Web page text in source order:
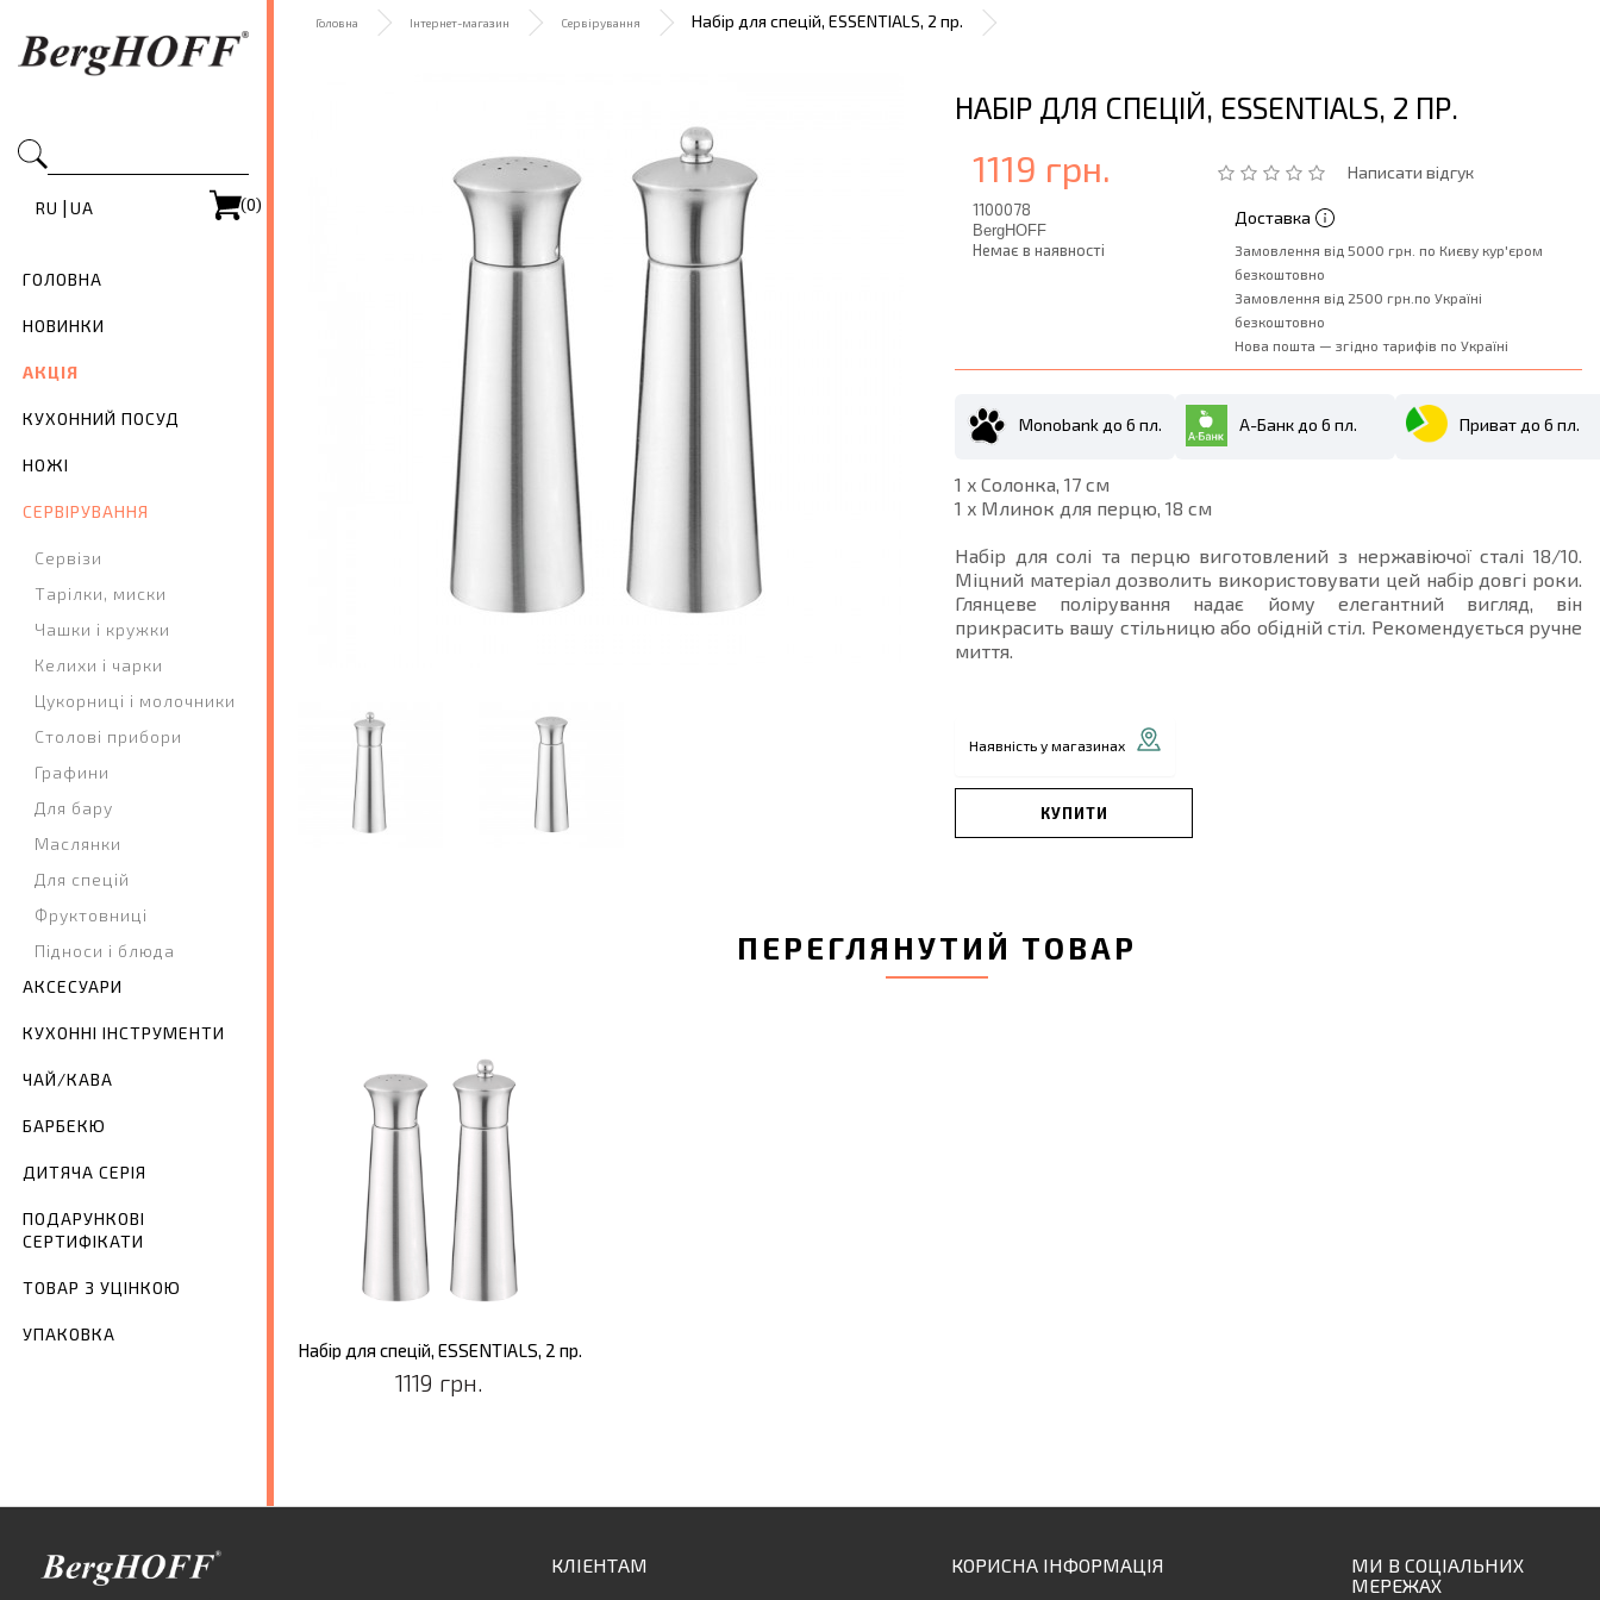
RU | UA (0)
ГОЛОВНА
НОВИНКИ
АКЦІЯ
КУХОННИЙ ПОСУД
НОЖІ
СЕРВІРУВАННЯ
Сервізи
Тарілки, миски
Чашки і кружки
Келихи і чарки
Цукорниці і молочники
Столові прибори
Графини
Для бару
Маслянки
Для спецій
Фруктовниці
Підноси і блюда
АКСЕСУАРИ
КУХОННІ ІНСТРУМЕНТИ
ЧАЙ/КАВА
БАРБЕКЮ
ДИТЯЧА СЕРІЯ
ПОДАРУНКОВІ
СЕРТИФІКАТИ
ТОВАР З УЦІНКОЮ
УПАКОВКА
Головна Інтернет-магазин Сервірування Набір для спецій, ESSENTIALS, 2 пр.
НАБІР ДЛЯ СПЕЦІЙ, ESSENTIALS, 2 ПР.
Написати відгук
1119 грн.
1100078
BergHOFF
Немає в наявності
Доставка
Замовлення від 5000 грн. по Києву кур'єром
безкоштовно
Замовлення від 2500 грн.по Україні
безкоштовно
Нова пошта — згідно тарифів по Україні
Monobank до 6 пл. А-Банк до 6 пл. Приват до 6 пл.
1 x Солонка, 17 см
1 x Млинок для перцю, 18 см
Набір для солі та перцю виготовлений з нержавіючої сталі 18/10.
Міцний матеріал дозволить використовувати цей набір довгі роки.
Глянцеве полірування надає йому елегантний вигляд, він
прикрасить вашу стільницю або обідній стіл. Рекомендується ручне
миття.
Наявність у магазинах
КУПИТИ
ПЕРЕГЛЯНУТИЙ ТОВАР
Набір для спецій, ESSENTIALS, 2 пр.
1119 грн.
КЛІЕНТАМ КОРИСНА ІНФОРМАЦІЯ
МИ В СОЦІАЛЬНИХ
МЕРЕЖАХ